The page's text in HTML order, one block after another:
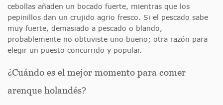
cebollas añaden un bocado fuerte, mientras que los
pepinillos dan un crujido agrio fresco. Si el pescado sabe
muy fuerte, demasiado a pescado o blando,
probablemente no obtuviste uno bueno; otra razón para
elegir un puesto concurrido y popular.
¿Cuándo es el mejor momento para comer
arenque holandés?